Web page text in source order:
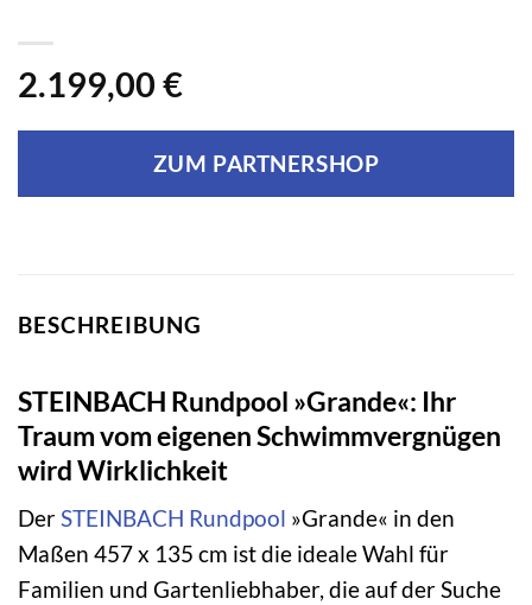
2.199,00 €
ZUM PARTNERSHOP
BESCHREIBUNG
STEINBACH Rundpool »Grande«: Ihr
Traum vom eigenen Schwimmvergnügen
wird Wirklichkeit
DerSTEINBACH Rundpool »Grande« in den
Maßen 457 x 135 cm ist die ideale Wahl für
Familien und Gartenliebhaber, die auf der Suche